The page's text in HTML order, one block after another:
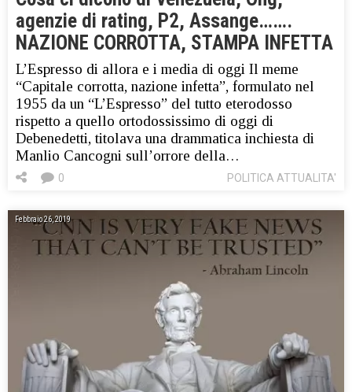
agenzie di rating, P2, Assange…….
NAZIONE CORROTTA, STAMPA INFETTA
L’Espresso di allora e i media di oggi Il meme
“Capitale corrotta, nazione infetta”, formulato nel
1955 da un “L’Espresso” del tutto eterodosso
rispetto a quello ortodossissimo di oggi di
Debenedetti, titolava una drammatica inchiesta di
Manlio Cancogni sull’orrore della…
POLITICA ATTUALITA'
0
Febbraio 26, 2019